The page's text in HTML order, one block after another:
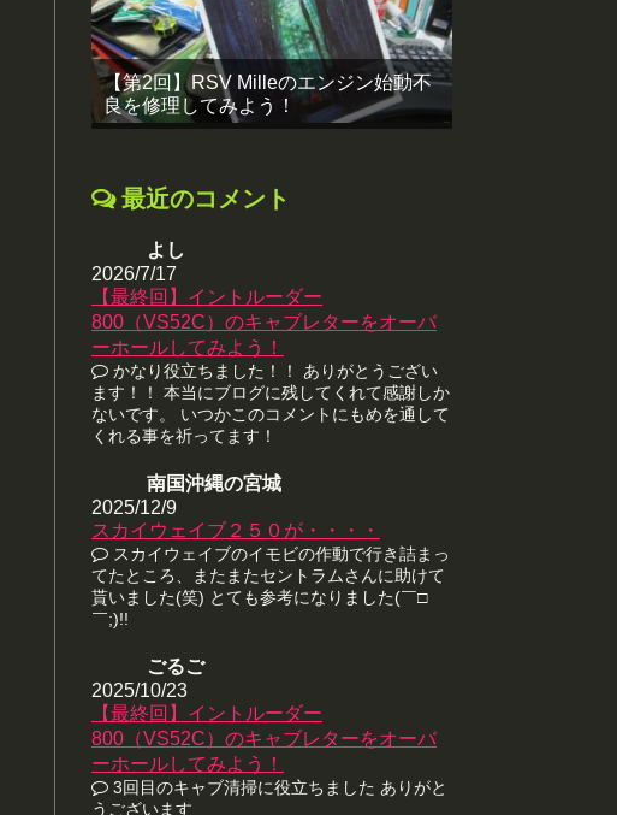
【第2回】RSV Milleのエンジン始動不
良を修理してみよう！
最近のコメント
よし
2026/7/17
【最終回】イントルーダー
800（VS52C）のキャブレターをオーバ
ーホールしてみよう！
かなり役立ちました！！ ありがとうござい
ます！！ 本当にブログに残してくれて感謝しか
ないです。 いつかこのコメントにもめを通して
くれる事を祈ってます！
南国沖縄の宮城
2025/12/9
スカイウェイブ２５０が・・・・
スカイウェイブのイモビの作動で行き詰まっ
てたところ、またまたセントラムさんに助けて
貰いました(笑) とても参考になりました(￣□
￣;)!!
ごるご
2025/10/23
【最終回】イントルーダー
800（VS52C）のキャブレターをオーバ
ーホールしてみよう！
3回目のキャブ清掃に役立ちました ありがと
うございます